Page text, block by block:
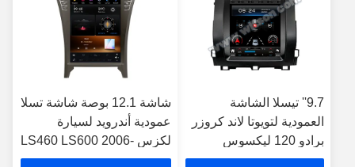
9.7'' تيسلا الشاشة
العمودية لتويوتا لاند كروزر
برادو 120 ليكسوس
GX470 2004-2009 لاعب
شاشة 12.1 بوصة شاشة تسلا
عمودية أندرويد لسيارة
لكزس LS460 LS600 2006-
2012 ستيريو السيارة